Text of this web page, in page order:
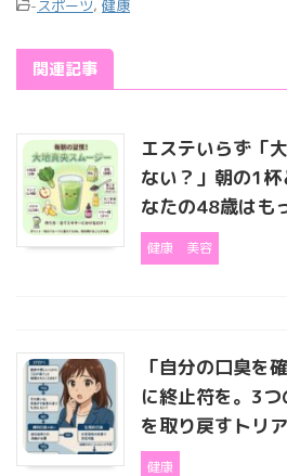
-スポーツ, 健康
関連記事
エステいらず「
ない？」朝の1
なたの48歳はも
健康 美容
「自分の口臭を
に終止符を。3
を取り戻すトリ
健康